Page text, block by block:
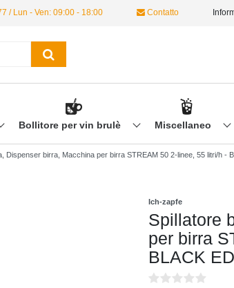
/ Lun - Ven: 09:00 - 18:00 Contatto
Bollitore per vin brulè Miscellaneo
Dispenser birra, Macchina per birra STREAM 50 2-linee, 55 litri/h -
Ich-zapfe
Spillatore
per birra
BLACK